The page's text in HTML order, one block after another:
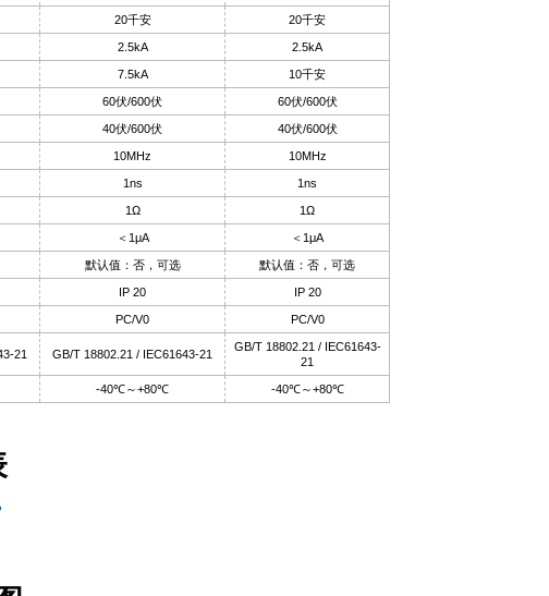
20千安 20千安
2.5kA 2.5kA
7.5kA 10千安
60伏/600伏 60伏/600伏
40伏/600伏 40伏/600伏
10MHz 10MHz
1ns 1ns
1Ω 1Ω
＜1μA ＜1μA
默认值：否，可选 默认值：否，可选
IP 20 IP 20
PC/V0 PC/V0
21 GB/T 18802.21 / IEC61643-21
GB/T 18802.21 / IEC61643-
21
-40℃～+80℃ -40℃～+80℃